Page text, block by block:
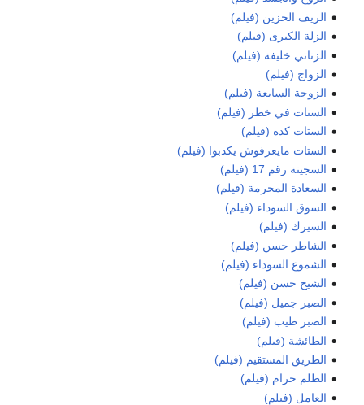
الريف الحزين (فيلم)
الزلة الكبرى (فيلم)
الزناتي خليفة (فيلم)
الزواج (فيلم)
الزوجة السابعة (فيلم)
الستات في خطر (فيلم)
الستات كده (فيلم)
الستات مايعرفوش يكدبوا (فيلم)
السجينة رقم 17 (فيلم)
السعادة المحرمة (فيلم)
السوق السوداء (فيلم)
السيرك (فيلم)
الشاطر حسن (فيلم)
الشموع السوداء (فيلم)
الشيخ حسن (فيلم)
الصبر جميل (فيلم)
الصبر طيب (فيلم)
الطائشة (فيلم)
الطريق المستقيم (فيلم)
الظلم حرام (فيلم)
العامل (فيلم)